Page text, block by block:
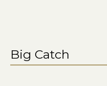
Big Catch